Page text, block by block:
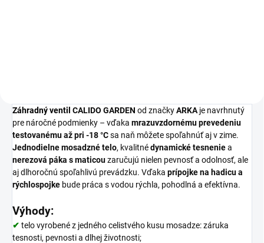
Záhradnýventil CALIDO GARDEN od značkyARKA je navrhnutý
pre náročné podmienky – vďaka mrazuvzdornémuprevedeniu
testovanémuažpri -18 °Csa naň môžetespoľahnúťajvzime.
Jednodielnemosadznételo, kvalitnédynamickétesneniea
nerezová páka smaticouzaručujú nielen pevnosťa odolnosť, ale
ajdlhoročnú spoľahlivú prevádzku. Vďaka prípojkena hadicua
rýchlospojke bude práca svodou rýchla, pohodlná a efektívna.
Výhody:
✔ telo vyrobené z jedného celistvého kusu mosadze: záruka
tesnosti, pevnosti a dlhej životnosti;